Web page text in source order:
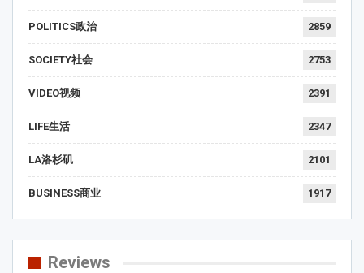
POLITICS政治 2859
SOCIETY社会 2753
VIDEO视频 2391
LIFE生活 2347
LA洛杉矶 2101
BUSINESS商业 1917
Reviews